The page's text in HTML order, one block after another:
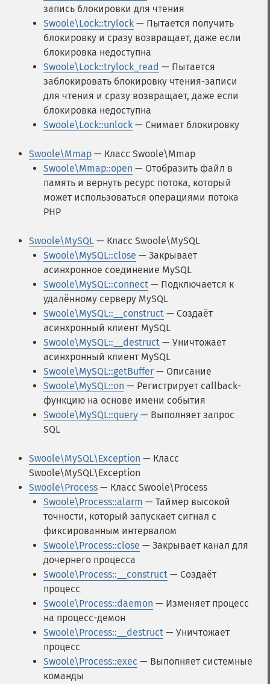
запись блокировки для чтения
Swoole\Lock::trylock — Пытается получить
блокировку и сразу возвращает, даже если
блокировка недоступна
Swoole\Lock::trylock_read — Пытается
заблокировать блокировку чтения-записи
для чтения и сразу возвращает, даже если
блокировка недоступна
Swoole\Lock::unlock — Снимает блокировку
Swoole\Mmap — Класс Swoole\Mmap
Swoole\Mmap::open — Отобразить файл в
память и вернуть ресурс потока, который
может использоваться операциями потока
PHP
Swoole\MySQL — Класс Swoole\MySQL
Swoole\MySQL::close — Закрывает
асинхронное соединение MySQL
Swoole\MySQL::connect — Подключается к
удалённому серверу MySQL
Swoole\MySQL::__construct — Создаёт
асинхронный клиент MySQL
Swoole\MySQL::__destruct — Уничтожает
асинхронный клиент MySQL
Swoole\MySQL::getBuffer — Описание
Swoole\MySQL::on — Регистрирует callback-
функцию на основе имени события
Swoole\MySQL::query — Выполняет запрос
SQL
Swoole\MySQL\Exception — Класс
Swoole\MySQL\Exception
Swoole\Process — Класс Swoole\Process
Swoole\Process::alarm — Таймер высокой
точности, который запускает сигнал с
фиксированным интервалом
Swoole\Process::close — Закрывает канал для
дочернего процесса
Swoole\Process::__construct — Создаёт
процесс
Swoole\Process::daemon — Изменяет процесс
на процесс-демон
Swoole\Process::__destruct — Уничтожает
процесс
Swoole\Process::exec — Выполняет системные
команды